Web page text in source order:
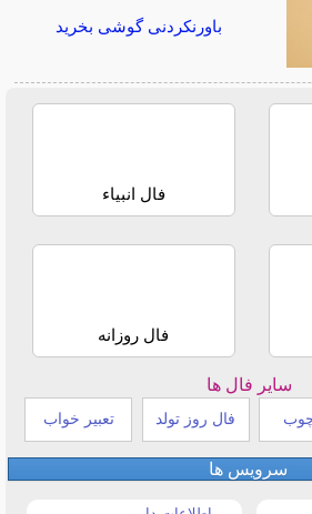
باورنکردنی گوشی بخرید
فال انبیاء
فال روزانه
سایر فال ها
فال روز تولد تعبیر خواب
سرویس ها